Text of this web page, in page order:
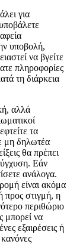
για
υποβολή,
να βγείτε
πληροφορίες
τη διάρκεια
αλλά
τα
μη δηλωτέα
θα πρέπει
Εάν
ανάλογα.
είναι ακόμα
προς στιγμή, η
περιθώριο
μπορεί να
εξαιρέσεις ή